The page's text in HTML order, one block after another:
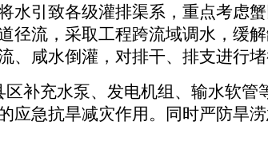
引致各级灌排渠系，重点考虑
流，采取工程跨流域调水，缓
咸水倒灌，对排干、排支进行堵
补充水泵、发电机组、输水软管
急抗旱减灾作用。同时严防旱